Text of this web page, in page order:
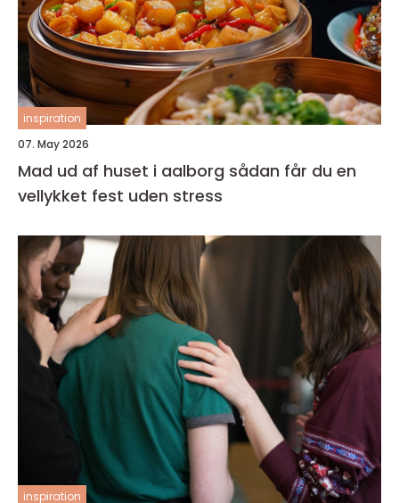
inspiration
07. May 2026
Mad ud af huset i aalborg sådan får du en
vellykket fest uden stress
inspiration